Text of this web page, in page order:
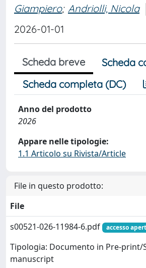
Giampiero; Andriolli, Nicola
2026-01-01
Scheda breve
Scheda
Scheda completa (DC)
Anno del prodotto
2026
Appare nelle tipologie:
1.1 Articolo su Rivista/Article
File in questo prodotto:
File
s00521-026-11984-6.pdf
accesso
Tipologia: Documento in Pre-print/
manuscript